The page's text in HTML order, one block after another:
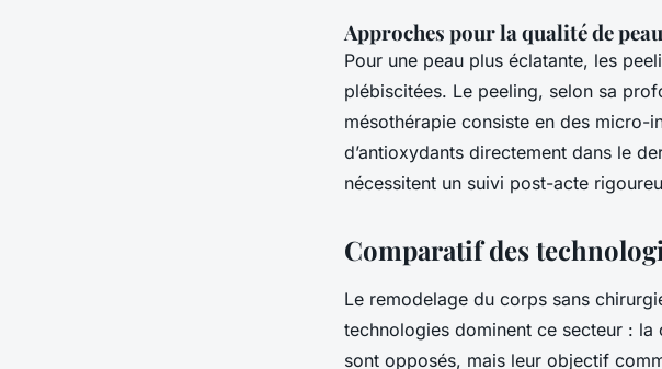
Approches pour la qualité de peau
Pour une peau plus éclatante, les
plébiscitées. Le peeling, selon sa
mésothérapie consiste en des micro-
d’antioxydants directement dans le
nécessitent un suivi post-acte
Comparatif des
Le remodelage du corps sans
technologies dominent ce secteur :
sont opposés, mais leur objectif